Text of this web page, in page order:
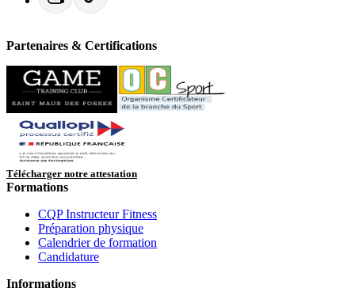
Partenaires & Certifications
Télécharger notre attestation
Formations
CQP Instructeur Fitness
Préparation physique
Calendrier de formation
Candidature
Informations